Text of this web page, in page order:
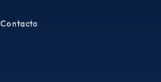
Contacto